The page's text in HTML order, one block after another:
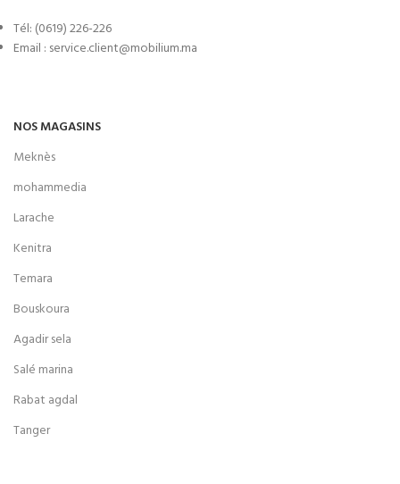
Tél: (0619) 226-226
Email : service.client@mobilium.ma
NOS MAGASINS
Meknès
mohammedia
Larache
Kenitra
Temara
Bouskoura
Agadir sela
Salé marina
Rabat agdal
Tanger